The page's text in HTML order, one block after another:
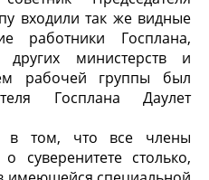
входили так же видные
работники Госплана,
министерств и
рабочей группы был
Госплана Даулет
в том, что все члены
суверенитете столько,